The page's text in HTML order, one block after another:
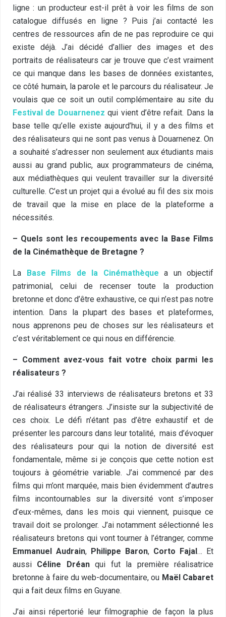
ligne : un producteur est-il prêt à voir les films de son
catalogue diffusés en ligne ? Puis j’ai contacté les
centres de ressources afin de ne pas reproduire ce qui
existe déjà. J’ai décidé d’allier des images et des
portraits de réalisateurs car je trouve que c’est vraiment
ce qui manque dans les bases de données existantes,
ce côté humain, la parole et le parcours du réalisateur. Je
voulais que ce soit un outil complémentaire au site du
Festival de Douarnenez qui vient d’être refait. Dans la
base telle qu’elle existe aujourd’hui, il y a des films et
des réalisateurs qui ne sont pas venus à Douarnenez. On
a souhaité s’adresser non seulement aux étudiants mais
aussi au grand public, aux programmateurs de cinéma,
aux médiathèques qui veulent travailler sur la diversité
culturelle. C’est un projet qui a évolué au fil des six mois
de travail que la mise en place de la plateforme a
nécessités.
– Quels sont les recoupements avec la Base Films
de la Cinémathèque de Bretagne ?
La Base Films de la Cinémathèque a un objectif
patrimonial, celui de recenser toute la production
bretonne et donc d’être exhaustive, ce qui n’est pas notre
intention. Dans la plupart des bases et plateformes,
nous apprenons peu de choses sur les réalisateurs et
c’est véritablement ce qui nous en différencie.
– Comment avez-vous fait votre choix parmi les
réalisateurs ?
J’ai réalisé 33 interviews de réalisateurs bretons et 33
de réalisateurs étrangers. J’insiste sur la subjectivité de
ces choix. Le défi n’étant pas d’être exhaustif et de
présenter les parcours dans leur totalité, mais d’évoquer
des réalisateurs pour qui la notion de diversité est
fondamentale, même si je conçois que cette notion est
toujours à géométrie variable. J’ai commencé par des
films qui m’ont marquée, mais bien évidemment d’autres
films incontournables sur la diversité vont s’imposer
d’eux-mêmes, dans les mois qui viennent, puisque ce
travail doit se prolonger. J’ai notamment sélectionné les
réalisateurs bretons qui vont tourner à l’étranger, comme
Emmanuel Audrain, Philippe Baron, Corto Fajal… Et
aussi Céline Dréanqui fut la première réalisatrice
bretonne à faire du web-documentaire, ou Maël Cabaret
qui a fait deux films en Guyane.
J’ai ainsi répertorié leur filmographie de façon la plus